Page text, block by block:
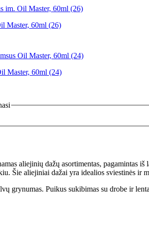
Master, 60ml (26)
Master, 60ml (24)
aliejinių dažų asortimentas, pagamintas
Šie aliejiniai dažai yra idealios sviestinės ir
grynumas. Puikus sukibimas su drobe ir